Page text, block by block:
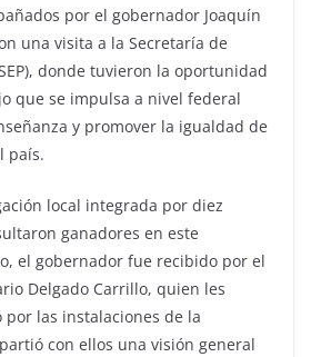
por el gobernador Joaquín
una visita a la Secretaría de
donde tuvieron la oportunidad
que se impulsa a nivel federal
y promover la igualdad de
país.
local integrada por diez
ganadores en este
el gobernador fue recibido por el
Delgado Carrillo, quien les
las instalaciones de la
con ellos una visión general